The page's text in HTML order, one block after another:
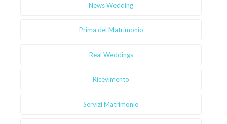
News Wedding
Prima del Matrimonio
Real Weddings
Ricevimento
Servizi Matrimonio